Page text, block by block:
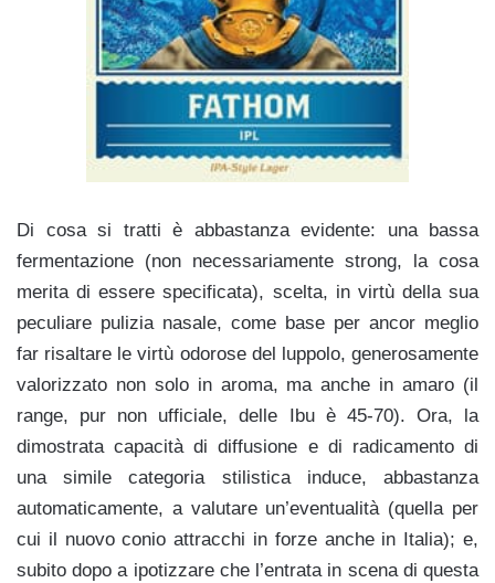
Di cosa si tratti è abbastanza evidente: una bassa
fermentazione (non necessariamente strong, la cosa
merita di essere specificata), scelta, in virtù della sua
peculiare pulizia nasale, come base per ancor meglio
far risaltare le virtù odorose del luppolo, generosamente
valorizzato non solo in aroma, ma anche in amaro (il
range, pur non ufficiale, delle Ibu è 45-70). Ora, la
dimostrata capacità di diffusione e di radicamento di
una simile categoria stilistica induce, abbastanza
automaticamente, a valutare un’eventualità (quella per
cui il nuovo conio attracchi in forze anche in Italia); e,
subito dopo a ipotizzare che l’entrata in scena di questa